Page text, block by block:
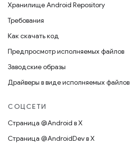
Хранилище Android Repository
Требования
Как скачать код
Предпросмотр исполняемых файлов
Заводские образы
Драйверы в виде исполняемых файлов
СОЦСЕТИ
Страница @Android в X
Страница @AndroidDev в X